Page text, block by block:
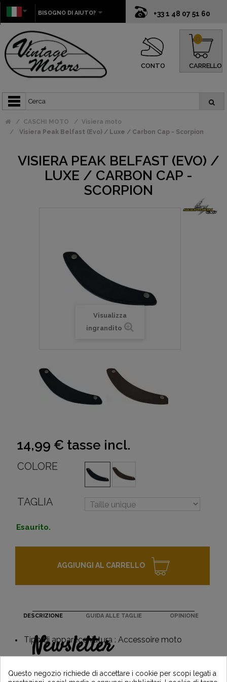
+33 1 48 07 51 60
BISOGNO DI AIUTO?
CONTO CARRELLO
0
CASCHI MOTO
Visiera moto
Visiera Peak Belfast (Evo) / Luxe / Carbon Cap - Scorpion
VISIERA PEAK BELFAST (EVO) /
LUXE / CARBON CAP -
SCORPION
Visualizza
ingrandito
14,99 € tasse incl.
COLORE
TAGLIA
Esaurito.
AGGIUNGI AL CARRELLO
DESCRIZIONE GUIDA ALLE TAGLIE OPINIONE
Tipo di apparecchiatura : Accessoire moto
Newsletter
iscrivendoti e resta informato sulle ultime
notizie di Vintage Motors
Questo negozio richiede di accettare i cookie per scopi legati a